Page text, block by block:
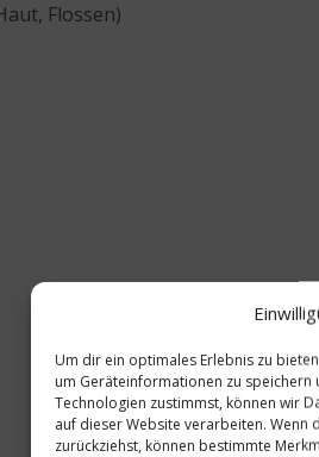
Um dir ein optimales Erlebnis zu
um Geräteinformationen zu
Technologien zustimmst, können wir
auf dieser Website verarbeiten. Wenn
zurückziehst, können bestimmte
Flossen)